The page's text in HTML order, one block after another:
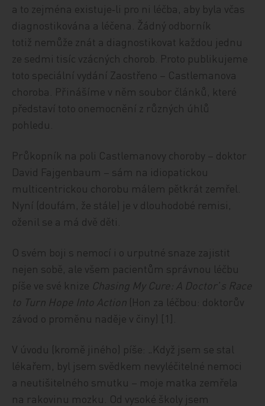
a to zejména existuje‑li pro ni léčba, aby byla včas
diagnostikována a léčena. Žádný odborník
totiž nemůže znát a diagnostikovat každou jednu
ze sedmi tisíc vzácných chorob. Proto publikujeme
toto speciální vydání Zaostřeno – Castlemanova
choroba. Přinášíme v něm soubor článků, které
představí toto onemocnění z různých úhlů
pohledu.
Průkopník na poli Castlemanovy choroby – doktor
David Fajgenbaum – sám na idiopatickou
multicentrickou chorobu málem pětkrát zemřel.
Nyní (doufám, že stále) je v dlouhodobé remisi,
oženil se a má dvě děti.
O svém boji s nemocí i o urputné snaze zajistit
nejen sobě, ale všem pacientům správnou léčbu
píše ve své knize Chasing My Cure: A Doctor᾿s Race
to Turn Hope Into Action (Hon za léčbou: doktorův
závod o proměnu naděje v činy) [1].
V úvodu (kromě jiného) píše: „Když jsem se stal
lékařem, byl jsem svědkem nevyléčitelné nemoci
a neutišitelného smutku – moje matka zemřela
na rakovinu mozku. Od vysoké školy jsem